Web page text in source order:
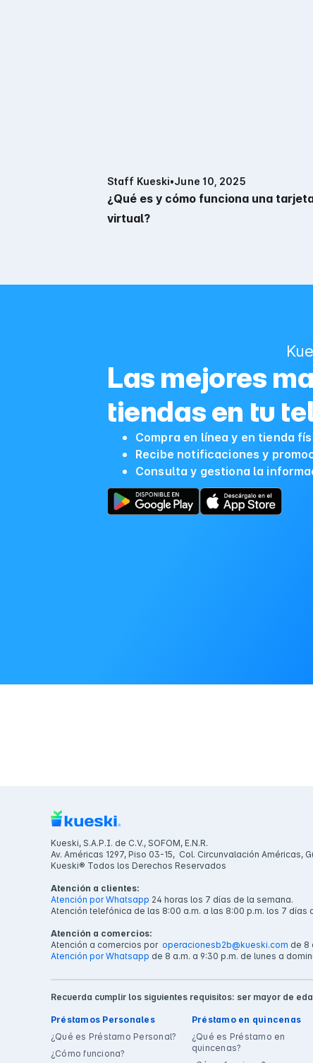
Staff Kueski•June 10, 2025
¿Qué es y cómo funciona una
virtual?
Las mejores
tiendas en tu
Compra en línea y en tienda
Recibe notificaciones y
Consulta y gestiona la
Kueski, S.A.P.I. de C.V., SOFOM, E.N.R.
Av. Américas 1297, Piso 03-15, Col. Circunvalación Américas,
Kueski® Todos los Derechos Reservados
Atención a clientes:
Atención por Whatsapp 24 horas los 7 días de la semana.
Atención telefónica de las 8:00 a.m. a las 8:00 p.m. los 7 días
Atención a comercios:
Atención a comercios por operacionesb2b@kueski.com de 8
Atención por Whatsapp de 8 a.m. a 9:30 p.m. de lunes a
Recuerda cumplir los siguientes requisitos: ser mayor de
Préstamos Personales
¿Qué es Préstamo Personal?
¿Cómo funciona?
Préstamo en quincenas
¿Qué es Préstamo en
quincenas?